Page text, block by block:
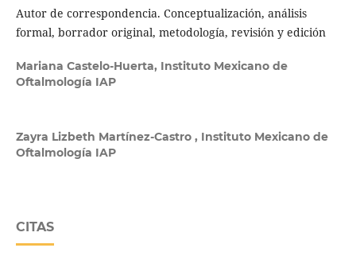
Autor de correspondencia. Conceptualización, análisis
formal, borrador original, metodología, revisión y edición
Mariana Castelo-Huerta, Instituto Mexicano de
Oftalmología IAP
Zayra Lizbeth Martínez-Castro , Instituto Mexicano de
Oftalmología IAP
CITAS